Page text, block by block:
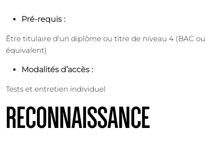
Pré-requis :
Être titulaire d’un diplôme ou titre de niveau 4 (BAC ou
équivalent)
Modalités d’accès :
Tests et entretien individuel
RECONNAISSANCE